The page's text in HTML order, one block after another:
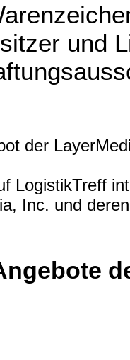
und
der
LogistikTreff
Inc. und